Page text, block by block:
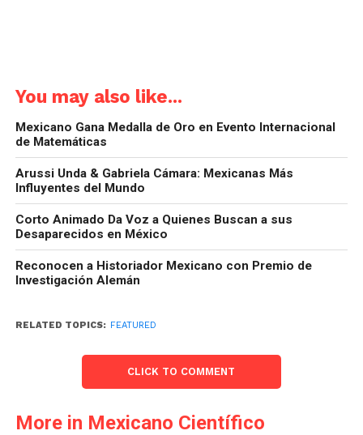
You may also like...
Mexicano Gana Medalla de Oro en Evento Internacional
de Matemáticas
Arussi Unda & Gabriela Cámara: Mexicanas Más
Influyentes del Mundo
Corto Animado Da Voz a Quienes Buscan a sus
Desaparecidos en México
Reconocen a Historiador Mexicano con Premio de
Investigación Alemán
RELATED TOPICS: FEATURED
CLICK TO COMMENT
More in Mexicano Científico